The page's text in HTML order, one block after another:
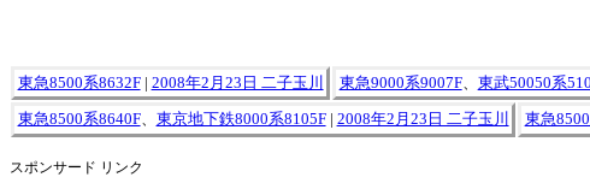
東急8500系8632F| 2008年2月23日 二子玉川 東急9000系9007F、 東武50050系
東急8500系8640F、 東京地下鉄8000系8105F| 2008年2月23日 二子玉川 東急
スポンサード リンク